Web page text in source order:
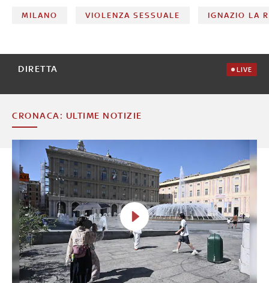
MILANO VIOLENZA SESSUALE IGNAZIO LA
DIRETTA LIVE
CRONACA: ULTIME NOTIZIE